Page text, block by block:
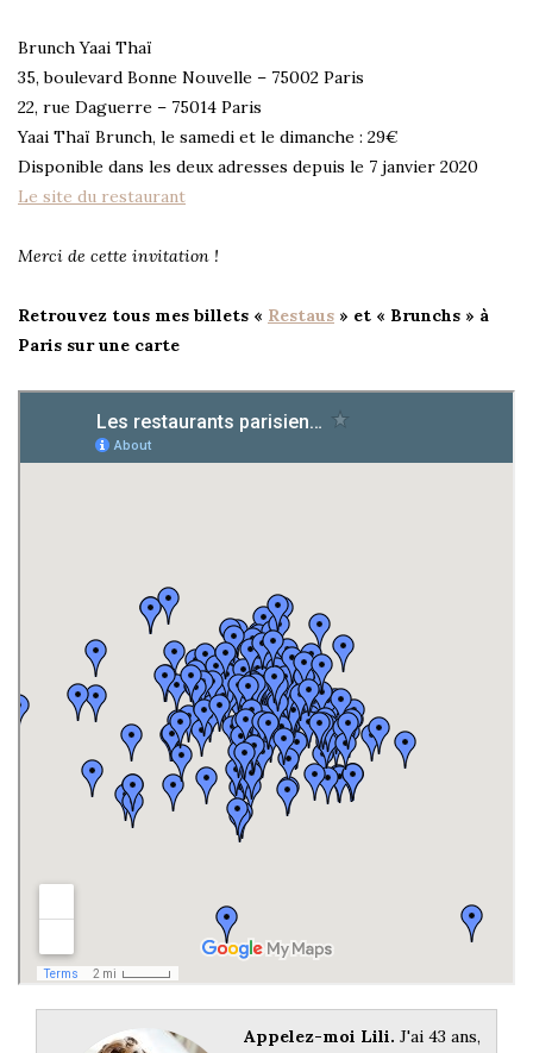
Brunch Yaai Thaï
35, boulevard Bonne Nouvelle – 75002 Paris
22, rue Daguerre – 75014 Paris
Yaai Thaï Brunch, le samedi et le dimanche : 29€
Disponible dans les deux adresses depuis le 7 janvier 2020
Le site du restaurant
Merci de cette invitation !
Retrouvez tous mes billets « Restaus » et « Brunchs » à
Paris sur une carte
Appelez-moi Lili. J'ai 43 ans,